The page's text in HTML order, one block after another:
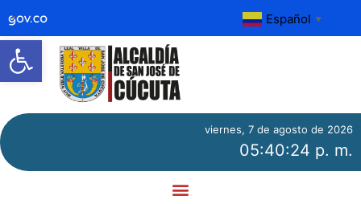
Abrir barra de herramientas
Español ▼
viernes, 7 de agosto de 2026
05:40:24 p. m.